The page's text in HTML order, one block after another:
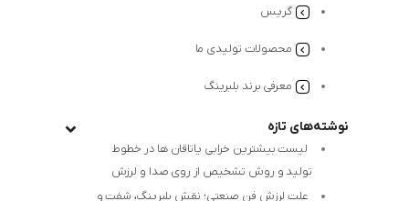
گریس
محصولات تولیدی ما
معرفی برند بلبرینگ
نوشته‌های تازه
لیست بیشترین خرابی‌ یاتاقان ها در خطوط
تولید و روش تشخیص از روی صدا و لرزش
علت لرزش فن صنعتی؛ نقش بلبرینگ، شفت و